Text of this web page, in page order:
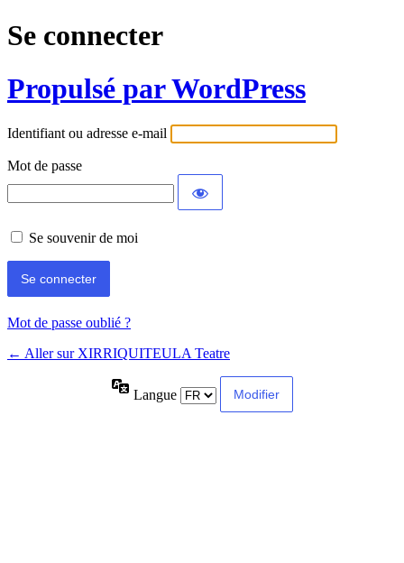
Se connecter
Propulsé par WordPress
Identifiant ou adresse e-mail
Mot de passe
Se souvenir de moi
Mot de passe oublié ?
← Aller sur XIRRIQUITEULA Teatre
Langue